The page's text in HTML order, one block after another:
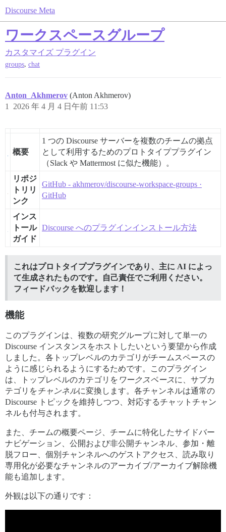
Discourse Meta
ワークスペースグループ
カスタマイズ プラグイン
groups, chat
Anton_Akhmerov (Anton Akhmerov)
2026 年 4 月 4 日午前 11:53
1
概要
1 つの Discourse サーバーを複数のチームの拠点
として利用するためのプロトタイププラグイン
（Slack や Mattermost に似た機能）。
リポジ
トリリ
ンク
GitHub - akhmerov/discourse-workspace-groups ·
GitHub
インス
トール
ガイド
Discourse へのプラグインインストール方法
これはプロトタイププラグインであり、主に AI によっ
て生成されたものです。自己責任でご利用ください。
フィードバックを歓迎します！
機能
このプラグインは、複数の研究グループに対して単一の
Discourse インスタンスをホストしたいという要望から作成
しました。各トップレベルのカテゴリがチームスペースの
ように感じられるようにするためです。このプラグイン
は、トップレベルのカテゴリを ワークスペースに、サブカ
テゴリをチャンネルに変換します。各チャンネルは通常の
Discourse トピックを維持しつつ、対応するチャットチャン
ネルも付与されます。
また、チームの概要ページ、チームに特化したサイドバー
ナビゲーション、公開および非公開チャンネル、参加・離
脱フロー、個別チャンネルへのゲストアクセス、読み取り
専用化が必要なチャンネルのアーカイブ/アーカイブ解除機
能も追加します。
外観は以下の通りです：